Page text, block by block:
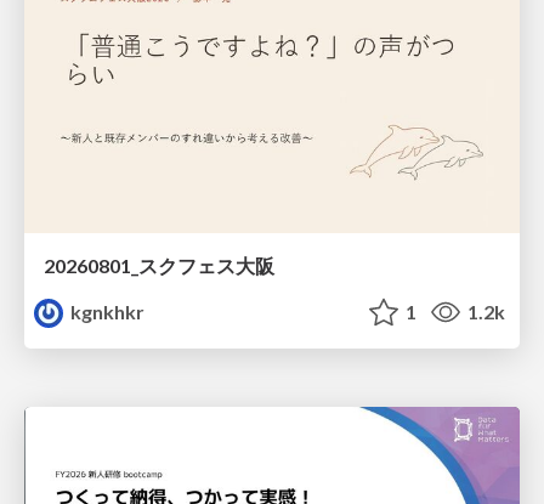
20260801_スクフェス大阪
kgnkhkr
1 1.2k